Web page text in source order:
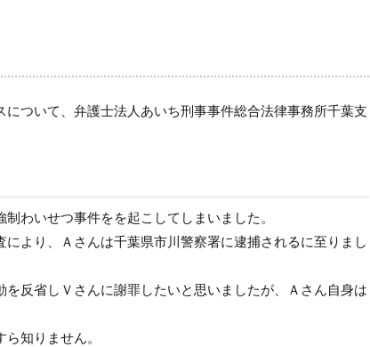
ついて、弁護士法人あいち刑事事件総合法律事務所千葉支
わいせつ事件をを起こしてしまいました。
より、Ａさんは千葉県市川警察署に逮捕されるに至りまし
反省しＶさんに謝罪したいと思いましたが、Ａさん自身は
知りません。